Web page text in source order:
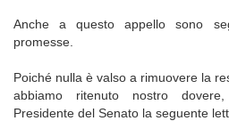
Anche a questo appello sono
promesse.
Poiché nulla è valso a rimuovere la
abbiamo ritenuto nostro
Presidente del Senato la seguente